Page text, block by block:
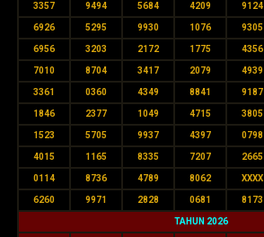
3357 9494 5684 4209 9124
6926 5295 9930 1076 9305
6956 3203 2172 1775 4356
7010 8704 3417 2079 4939
3361 0360 4349 8841 9187
1846 2377 1049 4715 3805
1523 5705 9937 4397 0798
4015 1165 8335 7207 2665
0114 8736 4789 8062 XXXX
6260 9971 2828 0681 8173
TAHUN 2026